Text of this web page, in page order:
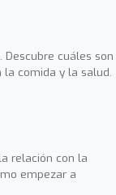
cuáles son
comida y la salud.
relación con la
empezar a